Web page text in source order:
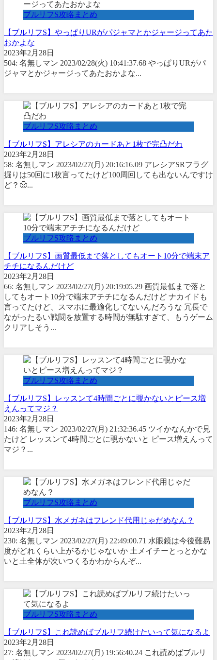
ブルリフS攻略まとめ
【ブルリフS】やっぱりURがパジャマとかジャージってあた
おかよな
2023年2月28日
504: 名無しマン 2023/02/28(火) 10:41:37.68 やっぱりURがパ
ジャマとかジャージってあたおかよな...
ブルリフS攻略まとめ
【ブルリフS】アレシアのカードあと1枚で完凸だわ
2023年2月28日
58: 名無しマン 2023/02/27(月) 20:16:16.09 アレシアSRフラグ
掘りは50回に1枚言ってたけど100周回しても出ないんですけ
ど？🥺...
ブルリフS攻略まとめ
【ブルリフS】画質最低まで落としてもオート10分で端末ア
チチになるんだけど
2023年2月28日
66: 名無しマン 2023/02/27(月) 20:19:05.29 画質最低まで落と
してもオート10分で端末アチチになるんだけど ナカイドも
言ってたけど、スマホに最適化してないんだろうな 冗長で
ながったるい戦闘を放置する時間が無駄すぎて、もうゲーム
クリアしそう...
ブルリフS攻略まとめ
【ブルリフS】レッスンて4時間ごとに覗かないとピース増
えんってマジ？
2023年2月28日
146: 名無しマン 2023/02/27(月) 21:32:36.45 ツイかなんかで見
たけど レッスンて4時間ごとに覗かないと ピース増えんって
マジ？...
ブルリフS攻略まとめ
【ブルリフS】水メガネはフレンド代用じゃだめなん？
2023年2月28日
230: 名無しマン 2023/02/27(月) 22:49:00.71 水眼鏡は今後難易
度がどれくらい上がるかじゃないか 土メイチーとっとかな
いと土全体が次いつくるかわからんぞ...
ブルリフS攻略まとめ
【ブルリフS】これ読めばブルリフ続けたいって気になるよ
2023年2月28日
27: 名無しマン 2023/02/27(月) 19:56:40.24 これ読めばブルリ